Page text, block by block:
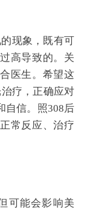
现象，既有可
高导致的。关
医生。希望这
疗，正确应对
自信。照308后
常反应、治疗
可能会影响美